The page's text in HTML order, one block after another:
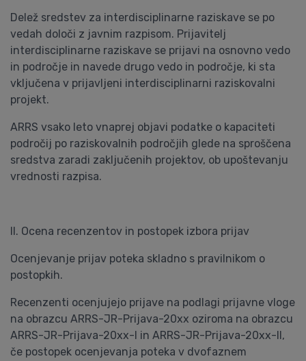
Delež sredstev za interdisciplinarne raziskave se po
vedah določi z javnim razpisom. Prijavitelj
interdisciplinarne raziskave se prijavi na osnovno vedo
in področje in navede drugo vedo in področje, ki sta
vključena v prijavljeni interdisciplinarni raziskovalni
projekt.
ARRS vsako leto vnaprej objavi podatke o kapaciteti
področij po raziskovalnih področjih glede na sproščena
sredstva zaradi zaključenih projektov, ob upoštevanju
vrednosti razpisa.
II. Ocena recenzentov in postopek izbora prijav
Ocenjevanje prijav poteka skladno s pravilnikom o
postopkih.
Recenzenti ocenjujejo prijave na podlagi prijavne vloge
na obrazcu ARRS-JR-Prijava-20xx oziroma na obrazcu
ARRS-JR-Prijava-20xx-I in ARRS-JR-Prijava-20xx-II,
če postopek ocenjevanja poteka v dvofaznem